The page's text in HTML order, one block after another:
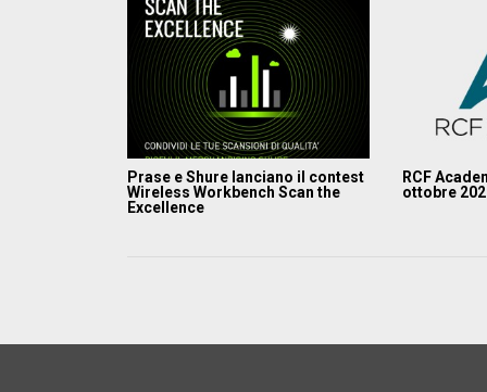
Prase e Shure lanciano il contest
Wireless Workbench Scan the
Excellence
RCF
ottobre